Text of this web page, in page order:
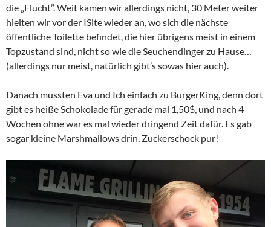
die „Flucht”. Weit kamen wir allerdings nicht, 30 Meter weiter
hielten wir vor der ISite wieder an, wo sich die nächste
öffentliche Toilette befindet, die hier übrigens meist in einem
Topzustand sind, nicht so wie die Seuchendinger zu Hause…
(allerdings nur meist, natürlich gibt’s sowas hier auch).
Danach mussten Eva und Ich einfach zu BurgerKing, denn dort
gibt es heiße Schokolade für gerade mal 1,50$, und nach 4
Wochen ohne war es mal wieder dringend Zeit dafür. Es gab
sogar kleine Marshmallows drin, Zuckerschock pur!